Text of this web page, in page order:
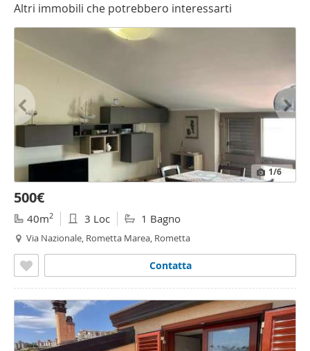
Altri immobili che potrebbero interessarti
1/6
500€
40m2 3 Loc 1 Bagno
Via Nazionale, Rometta Marea, Rometta
Contatta